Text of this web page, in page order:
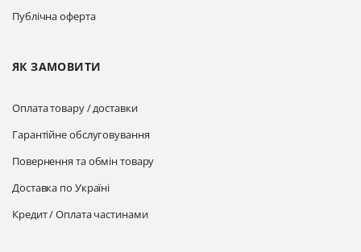
Публічна оферта
ЯК ЗАМОВИТИ
Оплата товару / доставки
Гарантійне обслуговування
Повернення та обмін товару
Доставка по Україні
Кредит / Оплата частинами